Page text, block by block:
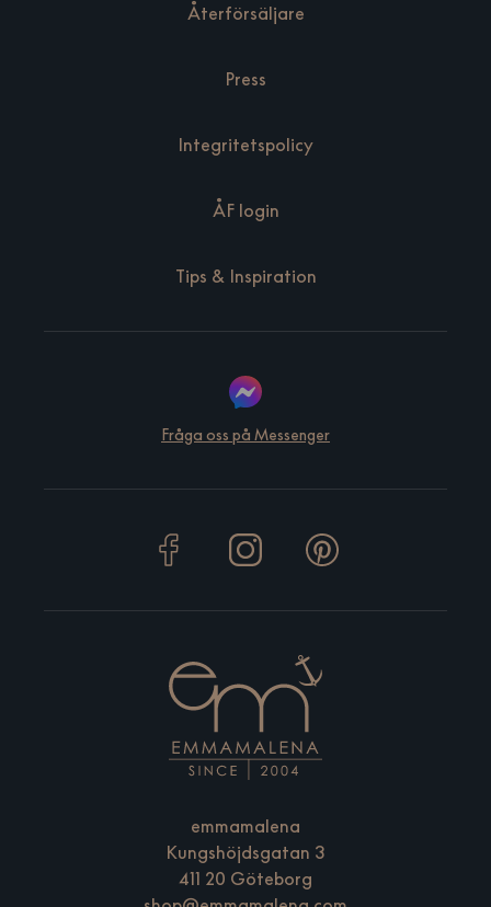
Återförsäljare
Press
Integritetspolicy
ÅF login
Tips & Inspiration
Fråga oss på Messenger
emmamalena
Kungshöjdsgatan 3
411 20 Göteborg